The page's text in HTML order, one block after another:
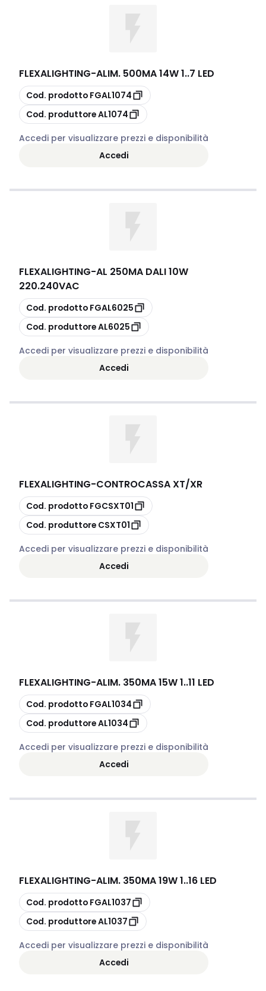
FLEXALIGHTING-ALIM. 500MA 14W 1..7 LED
copia
Cod. prodotto FGAL1074
copia
Cod. produttoreAL1074
Accedi per visualizzare prezzi e disponibilità
Accedi
FLEXALIGHTING-AL 250MA DALI 10W
220.240VAC
copia
Cod. prodotto FGAL6025
copia
Cod. produttoreAL6025
Accedi per visualizzare prezzi e disponibilità
Accedi
FLEXALIGHTING-CONTROCASSA XT/XR
copia
Cod. prodotto FGCSXT01
copia
Cod. produttore CSXT01
Accedi per visualizzare prezzi e disponibilità
Accedi
FLEXALIGHTING-ALIM. 350MA 15W 1..11 LED
copia
Cod. prodotto FGAL1034
copia
Cod. produttoreAL1034
Accedi per visualizzare prezzi e disponibilità
Accedi
FLEXALIGHTING-ALIM. 350MA 19W 1..16 LED
copia
Cod. prodotto FGAL1037
copia
Cod. produttoreAL1037
Accedi per visualizzare prezzi e disponibilità
Accedi